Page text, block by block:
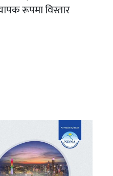
रूपमा विस्तार